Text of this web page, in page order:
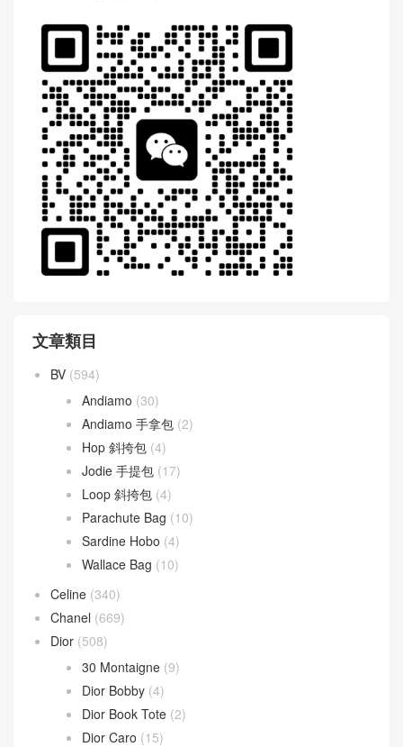
文章類目
BV (594)
Andiamo (30)
Andiamo 手拿包 (2)
Hop 斜挎包 (4)
Jodie 手提包 (17)
Loop 斜挎包 (4)
Parachute Bag (10)
Sardine Hobo (4)
Wallace Bag (10)
Celine (340)
Chanel (669)
Dior (508)
30 Montaigne (9)
Dior Bobby (4)
Dior Book Tote (2)
Dior Caro (15)